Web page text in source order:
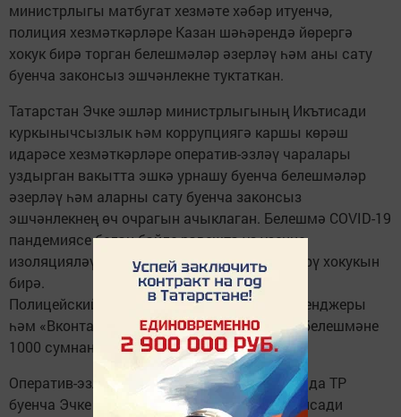
министрлыгы матбугат хезмәте хәбәр итуенчә,
полиция хезмәткәрләре Казан шәһәрендә йөрергә
хокук бирә торган белешмәләр әзерләү һәм аны сату
буенча законсыз эшчәнлекне туктаткан.
Татарстан Эчке эшләр министрлыгының Икътисади
куркынычсызлык һәм коррупциягә каршы көрәш
идарәсе хезмәткәрләре оператив-эзләү чаралары
уздырган вакытта эшкә урнашу буенча белешмәләр
әзерләү һәм аларны сату буенча законсыз
эшчәнлекнең өч очрагын ачыклаган. Белешмә COVID-19
пандемиясе белән бәйле рәвештә үз-үзеңне
изоляцияләү чорында Казан шәһәрендә йөрү хокукын
бирә.
Полицейскийлар «Whatsapp» социаль мессенджеры
һәм «Вконтакте» социаль челтәре аша бер белешмәне
1000 сумнан 2000 сумга сатуын ачыклаган.
Оператив-эзләү чараларын үткәрү вакытында ТР
буенча Эчке эшләр министрлыгының Икътисади